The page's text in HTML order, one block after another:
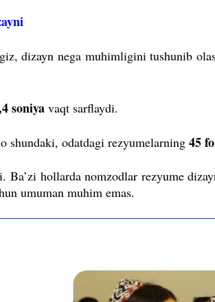
dizayn nega muhimligini tushunib
soniya vaqt sarflaydi.
shundaki, odatdagi rezyumelarning 45
hollarda nomzodlar rezyume
umuman muhim emas.